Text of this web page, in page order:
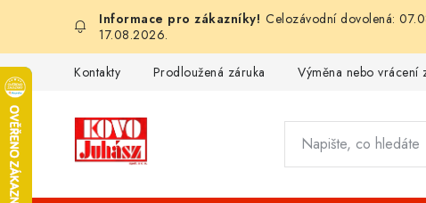
obsah
Celozávodní dovolená:
17.08.2026.
Kontakty Prodloužená záruka Výměna nebo vrácení